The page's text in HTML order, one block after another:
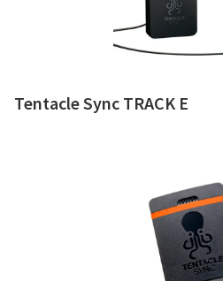
Tentacle Sync TRACK E